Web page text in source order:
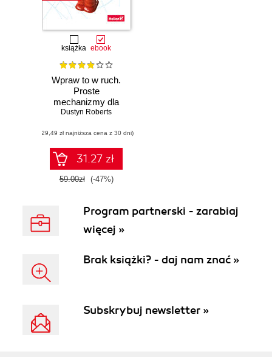
książka ebook
Wpraw to w ruch.
Proste
mechanizmy dla
wynalazców,
artystów
Dustyn Roberts
(29,49 zł najniższa cena z 30 dni)
31.27 zł
59.00zł (-47%)
Program partnerski - zarabiaj
więcej »
Brak książki? - daj nam znać »
Subskrybuj newsletter »